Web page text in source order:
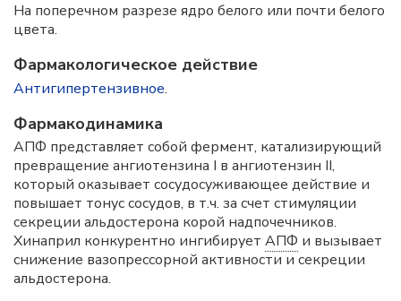
На поперечном разрезе ядро белого или почти белого
цвета.
Фармакологическое действие
Антигипертензивное.
Фармакодинамика
АПФ представляет собой фермент, катализирующий
превращение ангиотензина I в ангиотензин II,
который оказывает сосудосуживающее действие и
повышает тонус сосудов, в т.ч. за счет стимуляции
секреции альдостерона корой надпочечников.
Хинаприл конкурентно ингибирует АПФ и вызывает
снижение вазопрессорной активности и секреции
альдостерона.